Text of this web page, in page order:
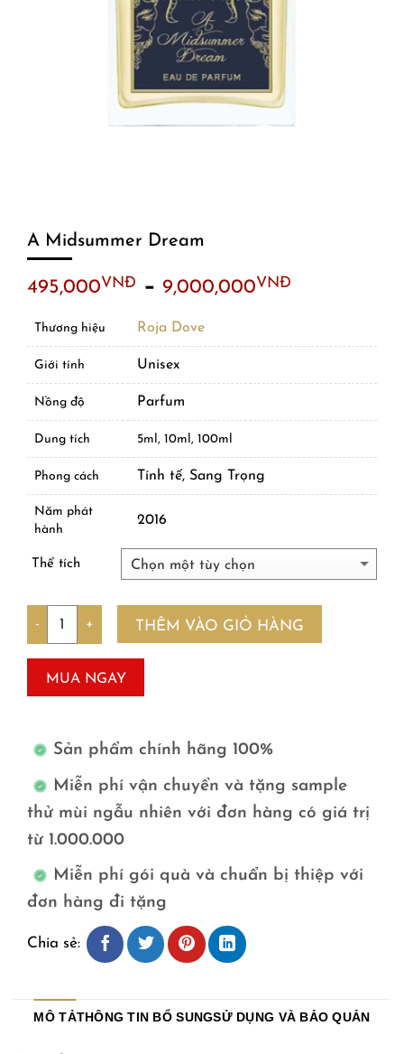
A Midsummer Dream
495,000VNĐ – 9,000,000VNĐ
Thương hiệu Roja Dove
Giới tính Unisex
Nồng độ Parfum
Dung tích 5ml, 10ml, 100ml
Phong cách Tính tế, Sang Trọng
Năm phát
hành
2016
Thể tích
THÊM VÀO GIỎ HÀNG
MUA NGAY
Sản phẩm chính hãng 100%
Miễn phí vận chuyển và tặng sample
thử mùi ngẫu nhiên với đơn hàng có giá trị
từ 1.000.000
Miễn phí gói quà và chuẩn bị thiệp với
đơn hàng đi tặng
Chia sẻ:
MÔ TẢTHÔNG TIN BỔ SUNGSỬ DỤNG VÀ BẢO QUẢN